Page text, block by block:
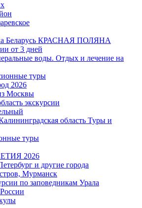
Беларусь КРАСНАЯ ПОЛЯНА
от 3 дней
воды. Отдых и лечение на
туры
2026
Москвы
экскурсии
область Туры и
туры
2026
и другие города
Мурманск
по заповедникам Урала